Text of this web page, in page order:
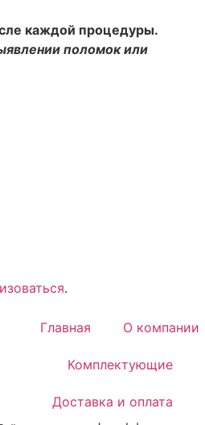
каждой процедуры.
поломок или
.
Главная О компании
Комплектующие
Доставка и оплата